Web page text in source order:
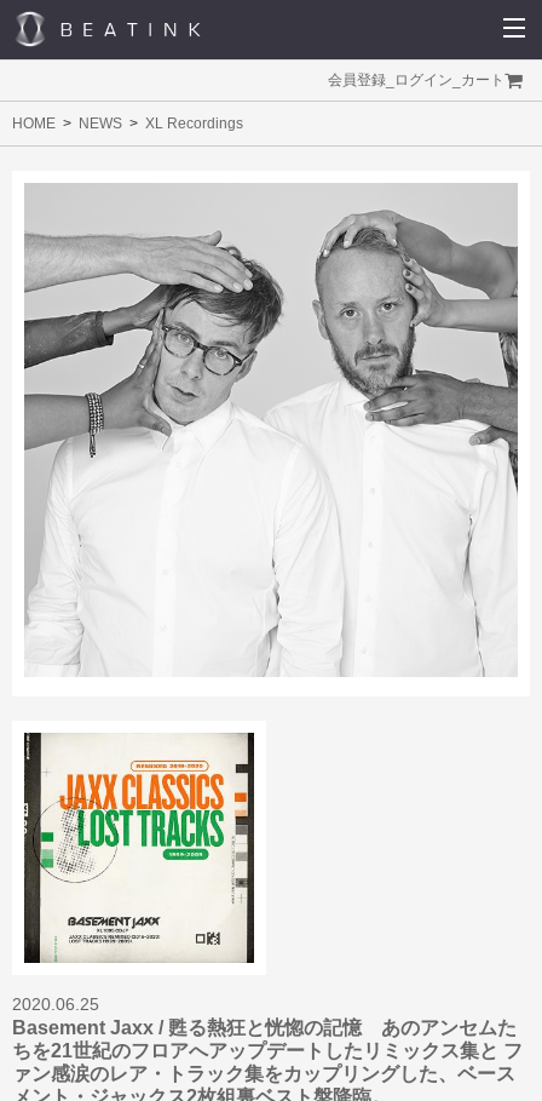
会員登録 ログイン カート
HOME NEWS XL Recordings
2020.06.25
Basement Jaxx / 甦る熱狂と恍惚の記憶 あのアンセムた
ちを21世紀のフロアへアップデートしたリミックス集と フ
ァン感涙のレア・トラック集をカップリングした、ベース
メント・ジャックス2枚組裏ベスト盤降臨。